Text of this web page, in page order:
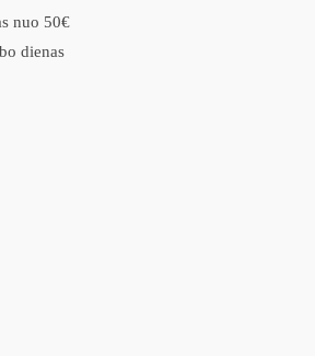
nuo 50€
dienas